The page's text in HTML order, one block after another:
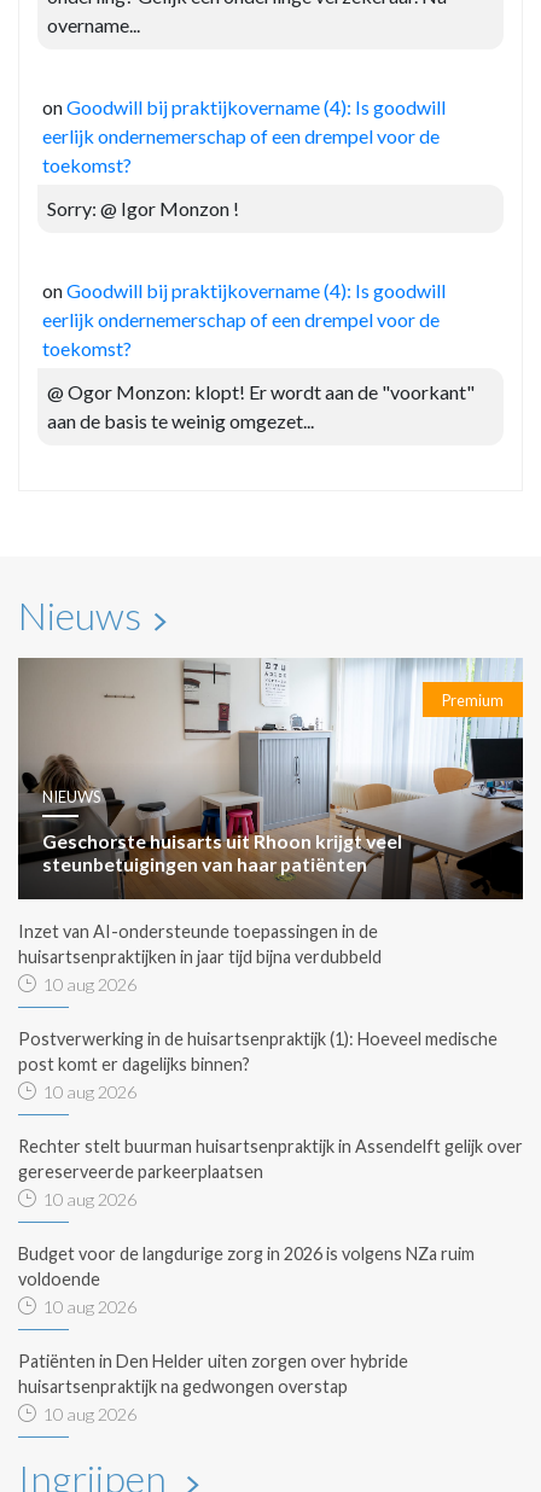
overname...
onGoodwill bij praktijkovername (4): Is goodwill
eerlijk ondernemerschap of een drempel voor de
toekomst?
Sorry: @ Igor Monzon !
onGoodwill bij praktijkovername (4): Is goodwill
eerlijk ondernemerschap of een drempel voor de
toekomst?
@ Ogor Monzon: klopt! Er wordt aan de "voorkant"
aan de basis te weinig omgezet...
Nieuws
Premium
NIEUWS
Geschorste huisarts uit Rhoon krijgt veel
steunbetuigingen van haar patiënten
Inzet van AI-ondersteunde toepassingen in de
huisartsenpraktijken in jaar tijd bijna verdubbeld
10 aug 2026
Postverwerking in de huisartsenpraktijk (1): Hoeveel medische
post komt er dagelijks binnen?
10 aug 2026
Rechter stelt buurman huisartsenpraktijk in Assendelft gelijk over
gereserveerde parkeerplaatsen
10 aug 2026
Budget voor de langdurige zorg in 2026 is volgens NZa ruim
voldoende
10 aug 2026
Patiënten in Den Helder uiten zorgen over hybride
huisartsenpraktijk na gedwongen overstap
10 aug 2026
Ingrijpen